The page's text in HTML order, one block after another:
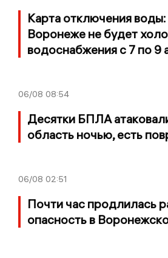
Карта отключения воды:
Воронеже не будет
водоснабжения с 7 по 9
06/08 08:54
Десятки БПЛА
область ночью, есть
06/08 02:51
Почти час продлилась
опасность в